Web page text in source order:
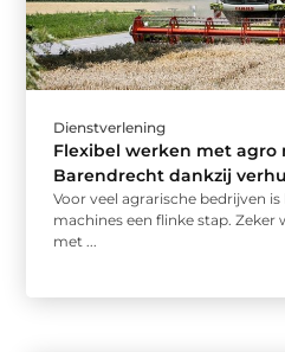
Dienstverlening
Flexibel werken met agro
Barendrecht dankzij
Voor veel agrarische bedrijven
machines een flinke stap.
met ...